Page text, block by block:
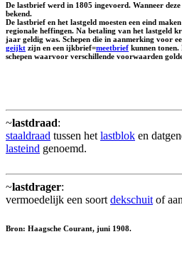
De lastbrief werd in 1805 ingevoerd. Wanneer
bekend.
De lastbrief en het lastgeld moesten een eind
regionale heffingen. Na betaling van het lastgeld
jaar geldig was. Schepen die in aanmerking voor
geijkt zijn en een ijkbrief=meetbrief kunnen tonen.
schepen waarvoor verschillende voorwaarden
~lastdraad:
staaldraad tussen het lastblok en
lasteind genoemd.
~lastdrager:
vermoedelijk een soort dekschuit of
Bron: Haagsche Courant, juni 1908.